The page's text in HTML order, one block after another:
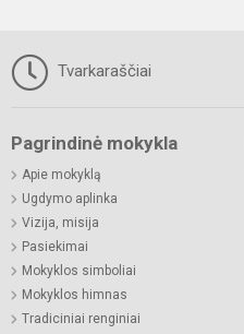
Tvarkaraščiai
Pagrindinė mokykla
Apie mokyklą
Ugdymo aplinka
Vizija, misija
Pasiekimai
Mokyklos simboliai
Mokyklos himnas
Tradiciniai renginiai